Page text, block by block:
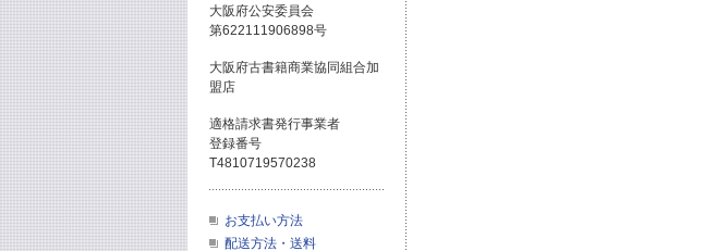
大阪府公安委員会
第622111906898号
大阪府古書籍商業協同組合加
盟店
適格請求書発行事業者
登録番号
T4810719570238
お支払い方法
配送方法・送料